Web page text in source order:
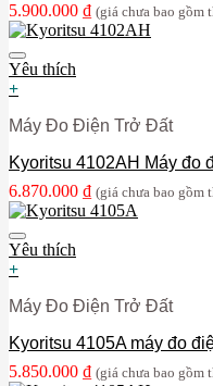
5.900.000 ₫ (giá chưa bao gồm
Yêu thích
+
Máy Đo Điện Trở Đất
Kyoritsu 4102AH Máy đo
6.870.000 ₫ (giá chưa bao gồm
Yêu thích
+
Máy Đo Điện Trở Đất
Kyoritsu 4105A máy đo
5.850.000 ₫ (giá chưa bao gồm